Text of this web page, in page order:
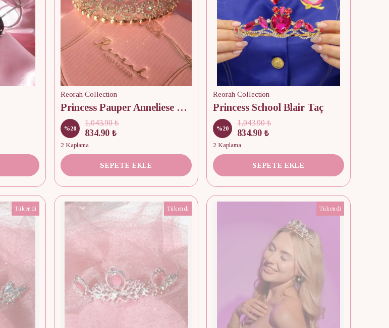
Reorah Collection
Princess Pauper Anneliese Taç
%20
1,043.90 ₺
834.90 ₺
2 Kaplama
SEPETE EKLE
Reorah Collection
Princess School Blair Taç
%20
1,043.90 ₺
834.90 ₺
2 Kaplama
SEPETE EKLE
Tükendi Tükendi Tükendi